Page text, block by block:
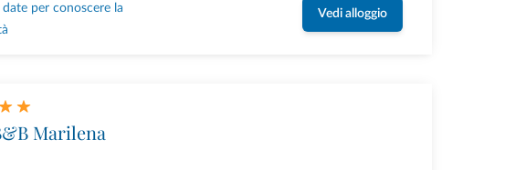
date per conoscere la
Vedi alloggio
Marilena